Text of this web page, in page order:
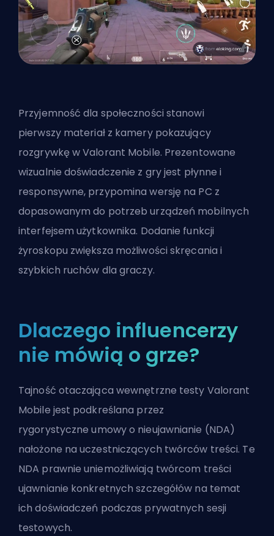
Przyjemność dla społeczności stanowi
pierwszy materiał z kamerypokazujący
rozgrywkę w Valorant Mobile. Prezentowane
wizualnie doświadczenie z gry jest płynne i
responsywne, przypomina wersję na PC z
dopasowanym do potrzeb urządzeń mobilnych
interfejsem użytkownika. Dodanie funkcji
żyroskopu zwiększa możliwości skręcania i
szybkich ruchów dla graczy.
Dlaczego influencerzy
nie mówią o grze?
Tajność otaczająca wewnętrzne testy Valorant
Mobile jest podkreślana przez
rygorystyczneumowy o nieujawnianie (NDA)
nałożone na uczestniczących twórców treści. Te
NDA prawnie uniemożliwiają twórcom treści
ujawnianie konkretnych szczegółów na temat
ich doświadczeń podczas prywatnych sesji
testowych.